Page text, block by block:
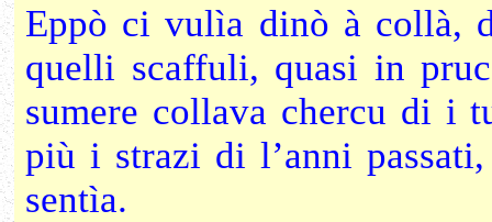
Eppò ci vulìa dinò à collà,
quelli scaffuli, quasi in
sumere collava chercu di i
più i strazi di l’anni
sentìa.